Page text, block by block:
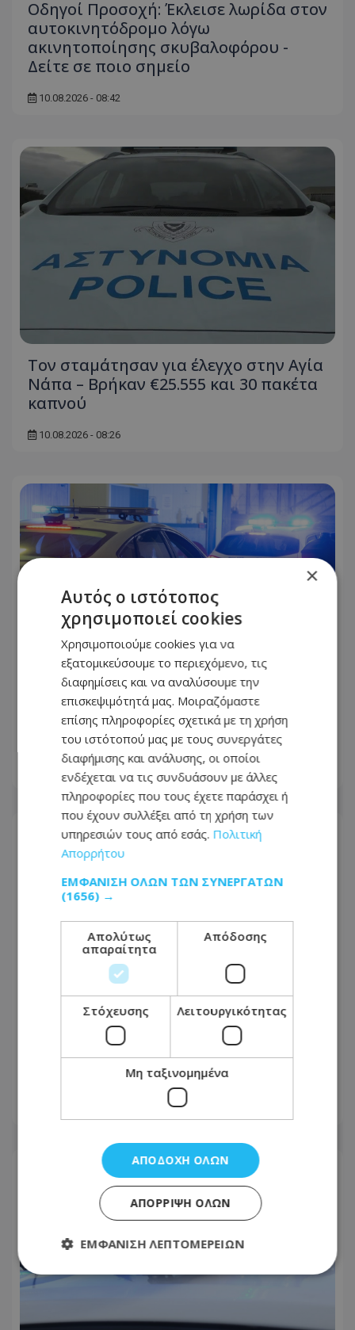
Οδηγοί Προσοχή: Έκλεισε λωρίδα στον
αυτοκινητόδρομο λόγω
ακινητοποίησης σκυβαλοφόρου -
Δείτε σε ποιο σημείο
10.08.2026 - 08:42
Τον σταμάτησαν για έλεγχο στην Αγία
Νάπα – Βρήκαν €25.555 και 30 πακέτα
καπνού
10.08.2026 - 08:26
Σαρωτικοί έλεγχοι της Αστυνομίας σε
όλη την Κύπρο: 9 συλλήψεις και 370
καταγγελίες σε μία νύχτα
10.08.2026 - 07:00
Ωρες αγωνίας για 51χρονο Darko: Τον
ψάχνουν από τις 18 Ιουλίου -
Φωτογραφία
×
Αυτός ο ιστότοπος
χρησιμοποιεί cookies
Χρησιμοποιούμε cookies για να
εξατομικεύσουμε το περιεχόμενο, τις
διαφημίσεις και να αναλύσουμε την
επισκεψιμότητά μας. Μοιραζόμαστε
επίσης πληροφορίες σχετικά με τη χρήση
του ιστότοπού μας με τους συνεργάτες
διαφήμισης και ανάλυσης, οι οποίοι
ενδέχεται να τις συνδυάσουν με άλλες
πληροφορίες που τους έχετε παράσχει ή
που έχουν συλλέξει από τη χρήση των
υπηρεσιών τους από εσάς. Πολιτική
Απορρήτου
ΕΜΦΆΝΙΣΗ ΌΛΩΝ ΤΩΝ ΣΥΝΕΡΓΑΤΏΝ
(1656) →
Απολύτως
απαραίτητα
Απόδοσης
Στόχευσης Λειτουργικότητας
Μη ταξινομημένα
ΑΠΟΔΟΧΉ ΌΛΩΝ
ΑΠΌΡΡΙΨΗ ΌΛΩΝ
ΕΜΦΆΝΙΣΗ ΛΕΠΤΟΜΕΡΕΙΏΝ